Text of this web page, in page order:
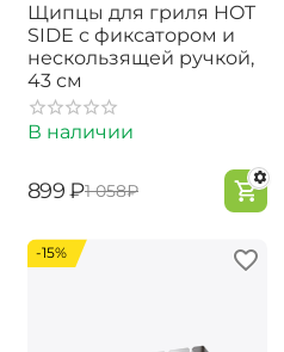
Щипцы для гриля HOT
SIDE с фиксатором и
нескользящей ручкой,
43 см
В наличии
‍899‍ ₽‍1 058‍₽
-15%